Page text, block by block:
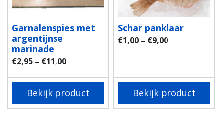
Garnalenspies met
argentijnse
marinade
€2,95 – €11,00
Bekijk product
Schar panklaar
€1,00 – €9,00
Bekijk product